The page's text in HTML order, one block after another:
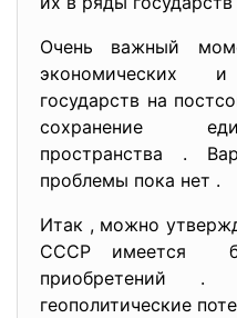
Очень важный
экономических
государств на
сохранение
пространства .
проблемы пока нет .
Итак , можно
СССР имеется
приобретений .
геополитические